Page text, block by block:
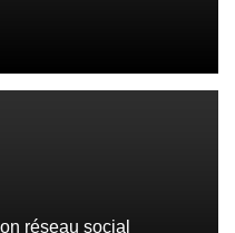
réseau social